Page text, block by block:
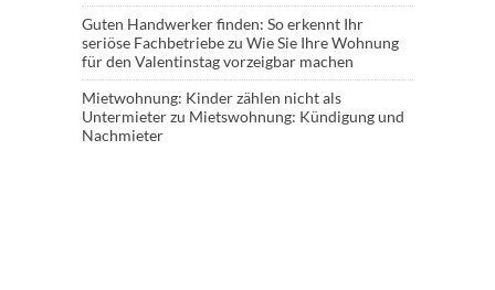
Guten Handwerker finden: So erkennt Ihr
seriöse Fachbetriebezu Wie Sie Ihre Wohnung
für den Valentinstag vorzeigbar machen
Mietwohnung: Kinder zählen nicht als
Untermieterzu Mietswohnung: Kündigung und
Nachmieter